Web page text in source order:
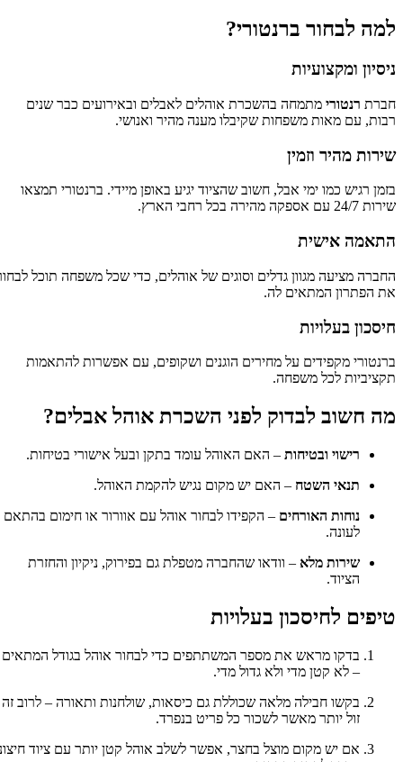
למה לבחור ברנטורי?
ניסיון ומקצועיות
חברתרנטורימתמחה בהשכרת אוהלים לאבלים ובאירועים כבר שנים
רבות, עם מאות משפחות שקיבלו מענה מהיר ואנושי.
שירות מהיר וזמין
בזמן רגיש כמו ימי אבל, חשוב שהציוד יגיע באופן מיידי. ברנטורי תמצאו
שירות 24/7 עם אספקה מהירה בכל רחבי הארץ.
התאמה אישית
החברה מציעה מגוון גדלים וסוגים של אוהלים, כדי שכל משפחה תוכל לבחור
את הפתרון המתאים לה.
חיסכון בעלויות
ברנטורי מקפידים על מחירים הוגנים ושקופים, עם אפשרות להתאמות
תקציביות לכל משפחה.
מה חשוב לבדוק לפני השכרת אוהל אבלים?
רישוי ובטיחות– האם האוהל עומד בתקן ובעל אישורי בטיחות.
תנאי השטח– האם יש מקום נגיש להקמת האוהל.
נוחות האורחים– הקפידו לבחור אוהל עם אוורור או חימום בהתאם
לעונה.
שירות מלא– וודאו שהחברה מטפלת גם בפירוק, ניקיון והחזרת
הציוד.
טיפים לחיסכון בעלויות
בדקו מראש את מספר המשתתפים כדי לבחור אוהל בגודל המתאים
– לא קטן מדי ולא גדול מדי.
בקשו חבילה מלאה שכוללת גם כיסאות, שולחנות ותאורה – לרוב זה
זול יותר מאשר לשכור כל פריט בנפרד.
אם יש מקום מוצל בחצר, אפשר לשלב אוהל קטן יותר עם ציוד חיצוני